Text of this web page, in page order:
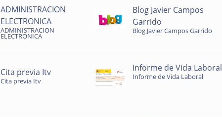
ADMINISTRACION
ELECTRONICA
ADMINISTRACION
ELECTRONICA
Blog Javier Campos
Garrido
Blog Javier Campos Garrido
Cita previa Itv
Cita previa Itv
Informe de Vida Laboral
Informe de Vida Laboral